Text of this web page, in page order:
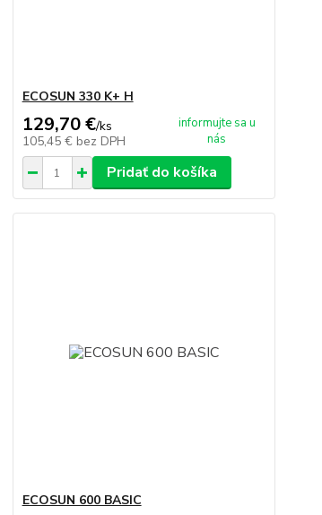
ECOSUN 330 K+ H
129,70 €/ks
105,45 € bez DPH
informujte sa u
nás
Pridať do košíka
ECOSUN 600 BASIC